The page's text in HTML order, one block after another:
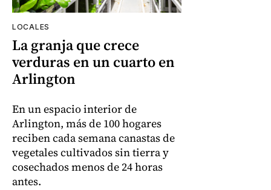
LOCALES
La granja que crece
verduras en un cuarto en
Arlington
En un espacio interior de
Arlington, más de 100 hogares
reciben cada semana canastas de
vegetales cultivados sin tierra y
cosechados menos de 24 horas
antes.